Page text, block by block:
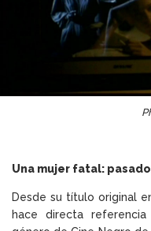
Una mujer fatal:
Desde su título original
hace directa